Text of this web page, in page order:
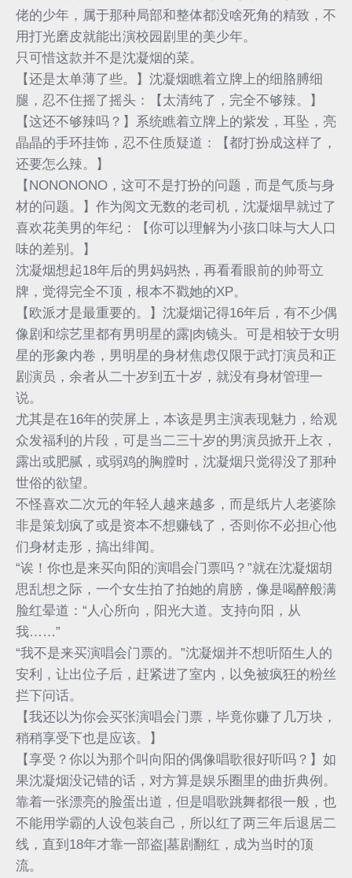
佬的少年，属于那种局部和整体都没啥死角的精致，不
用打光磨皮就能出演校园剧里的美少年。
只可惜这款并不是沈凝烟的菜。
【还是太单薄了些。】沈凝烟瞧着立牌上的细胳膊细
腿，忍不住摇了摇头：【太清纯了，完全不够辣。】
【这还不够辣吗？】系统瞧着立牌上的紫发，耳坠，亮
晶晶的手环挂饰，忍不住质疑道：【都打扮成这样了，
还要怎么辣。】
【NONONONO，这可不是打扮的问题，而是气质与身
材的问题。】作为阅文无数的老司机，沈凝烟早就过了
喜欢花美男的年纪：【你可以理解为小孩口味与大人口
味的差别。】
沈凝烟想起18年后的男妈妈热，再看看眼前的帅哥立
牌，觉得完全不顶，根本不戳她的XP。
【欧派才是最重要的。】沈凝烟记得16年后，有不少偶
像剧和综艺里都有男明星的露|肉镜头。可是相较于女明
星的形象内卷，男明星的身材焦虑仅限于武打演员和正
剧演员，余者从二十岁到五十岁，就没有身材管理一
说。
尤其是在16年的荧屏上，本该是男主演表现魅力，给观
众发福利的片段，可是当二三十岁的男演员掀开上衣，
露出或肥腻，或弱鸡的胸膛时，沈凝烟只觉得没了那种
世俗的欲望。
不怪喜欢二次元的年轻人越来越多，而是纸片人老婆除
非是策划疯了或是资本不想赚钱了，否则你不必担心他
们身材走形，搞出绯闻。
“诶！你也是来买向阳的演唱会门票吗？”就在沈凝烟胡
思乱想之际，一个女生拍了拍她的肩膀，像是喝醉般满
脸红晕道：“人心所向，阳光大道。支持向阳，从
我……”
“我不是来买演唱会门票的。”沈凝烟并不想听陌生人的
安利，让出位子后，赶紧进了室内，以免被疯狂的粉丝
拦下问话。
【我还以为你会买张演唱会门票，毕竟你赚了几万块，
稍稍享受下也是应该。】
【享受？你以为那个叫向阳的偶像唱歌很好听吗？】如
果沈凝烟没记错的话，对方算是娱乐圈里的曲折典例。
靠着一张漂亮的脸蛋出道，但是唱歌跳舞都很一般，也
不能用学霸的人设包装自己，所以红了两三年后退居二
线，直到18年才靠一部盗|墓剧翻红，成为当时的顶
流。